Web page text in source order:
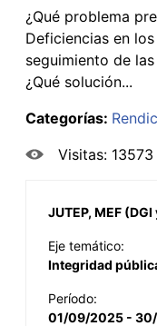
¿Qué problema
Deficiencias en
seguimiento de
¿Qué solución...
Categorías:
Visitas: 13573
JUTEP, MEF (DGI
Eje temático:
Integridad
Período:
01/09/2025 -